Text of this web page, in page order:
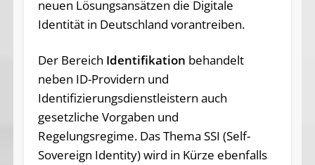
neuen Lösungsansätzen die Digitale
Identität in Deutschland vorantreiben.
Der Bereich Identifikation behandelt
neben ID-Providern und
Identifizierungsdienstleistern auch
gesetzliche Vorgaben und
Regelungsregime. Das Thema SSI (Self-
Sovereign Identity) wird in Kürze ebenfalls